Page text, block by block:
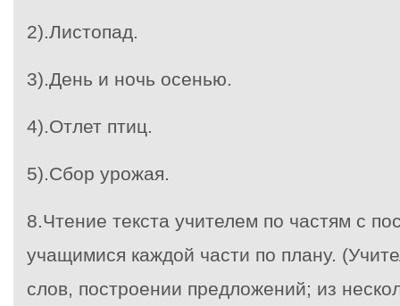
2).Листопад.
3).День и ночь осенью.
4).Отлет птиц.
5).Сбор урожая.
8.Чтение текста учителем по частям с
учащимися каждой части по плану.
слов, построении предложений; из